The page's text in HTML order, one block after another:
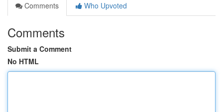
Comments
Who Upvoted
Comments
Submit a Comment
No HTML